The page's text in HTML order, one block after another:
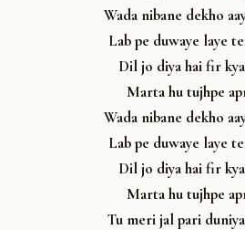
Wada nibane dekho
Lab pe duwaye laye
Dil jo diya hai fir
Marta hu tujhpe
Wada nibane dekho
Lab pe duwaye laye
Dil jo diya hai fir
Marta hu tujhpe
Tu meri jal pari